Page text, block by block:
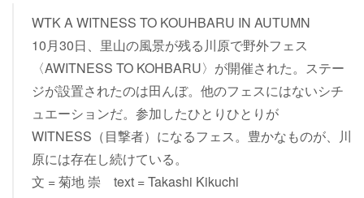
WTK A WITNESS TO KOUHBARU IN AUTUMN
10月30日、里山の風景が残る川原で野外フェス
〈AWITNESS TO KOHBARU〉が開催された。ステー
ジが設置されたのは田んぼ。他のフェスにはないシチ
ュエーションだ。参加したひとりひとりが
WITNESS（目撃者）になるフェス。豊かなものが、川
原には存在し続けている。
文 = 菊地 崇 text = Takashi Kikuchi